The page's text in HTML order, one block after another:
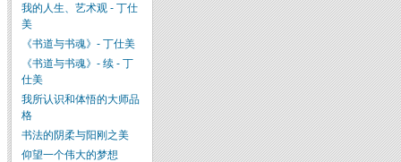
我的人生、艺术观 - 丁仕
美
《书道与书魂》- 丁仕美
《书道与书魂》- 续 - 丁
仕美
我所认识和体悟的大师品
格
书法的阴柔与阳刚之美
仰望一个伟大的梦想